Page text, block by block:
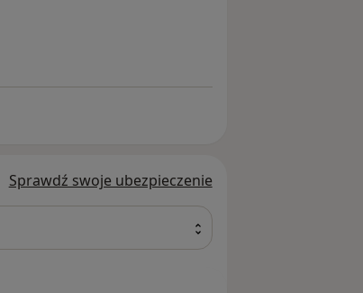
Sprawdź swoje ubezpieczenie